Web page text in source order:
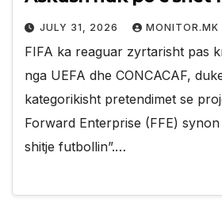
JULY 31, 2026 MONITOR.MK
FIFA ka reaguar zyrtarisht pas
nga UEFA dhe CONCACAF,
kategorikisht pretendimet se
Forward Enterprise (FFE)
shitje futbollin”.…